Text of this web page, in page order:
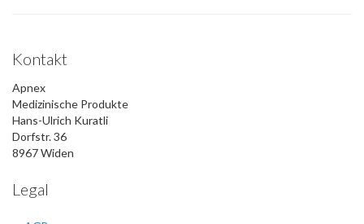
Kontakt
Apnex
Medizinische Produkte
Hans-Ulrich Kuratli
Dorfstr. 36
8967 Widen
Legal